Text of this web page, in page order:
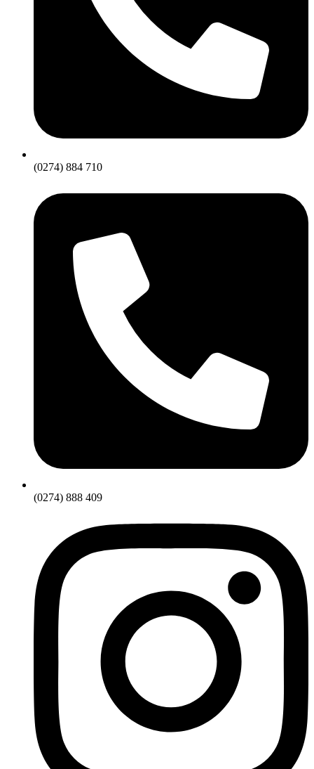
(0274) 884 710
(0274) 888 409